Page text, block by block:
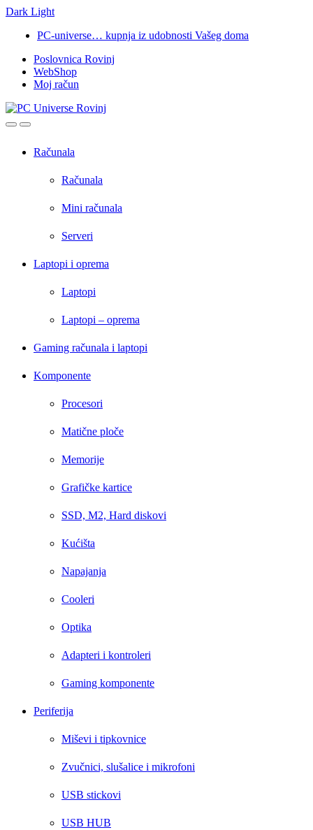
Dark Light
navigation
content
PC-universe… kupnja iz udobnosti Vašeg doma
Poslovnica Rovinj
WebShop
Moj račun
OpenClose
Računala
Računala
Mini računala
Serveri
Laptopi i oprema
Laptopi
Laptopi – oprema
Gaming računala i laptopi
Komponente
Procesori
Matične ploče
Memorije
Grafičke kartice
SSD, M2, Hard diskovi
Kućišta
Napajanja
Cooleri
Optika
Adapteri i kontroleri
Gaming komponente
Periferija
Miševi i tipkovnice
Zvučnici, slušalice i mikrofoni
USB stickovi
USB HUB